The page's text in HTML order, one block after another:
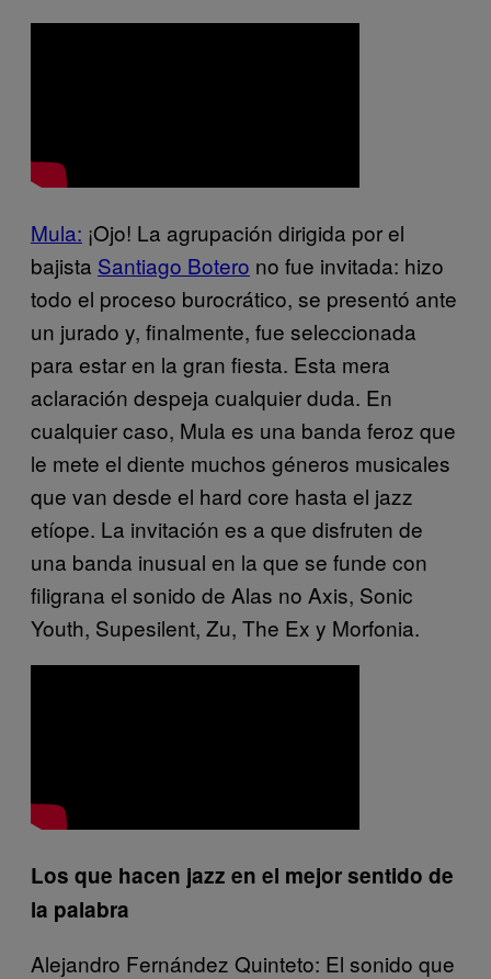
Mula: ¡Ojo! La agrupación dirigida por el
bajista Santiago Botero no fue invitada: hizo
todo el proceso burocrático, se presentó ante
un jurado y, finalmente, fue seleccionada
para estar en la gran fiesta. Esta mera
aclaración despeja cualquier duda. En
cualquier caso, Mula es una banda feroz que
le mete el diente muchos géneros musicales
que van desde el hard core hasta el jazz
etíope. La invitación es a que disfruten de
una banda inusual en la que se funde con
filigrana el sonido de Alas no Axis, Sonic
Youth, Supesilent, Zu, The Ex y Morfonia.
Los que hacen jazz en el mejor sentido de
la palabra
Alejandro Fernández Quinteto: El sonido que